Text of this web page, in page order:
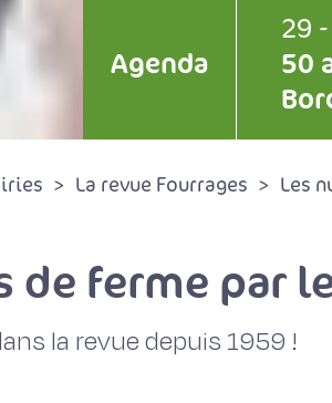
Agenda
29
50
La revue Fourrages Les
de ferme par
la revue depuis 1959 !